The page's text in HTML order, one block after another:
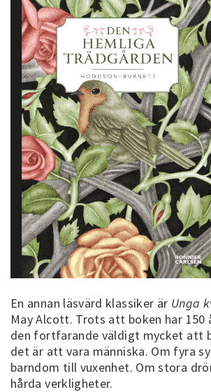
En annan läsvärd klassiker är Unga
May Alcott. Trots att boken har 150
den fortfarande väldigt mycket att
det är att vara människa. Om fyra
barndom till vuxenhet. Om stora
hårda verkligheter.